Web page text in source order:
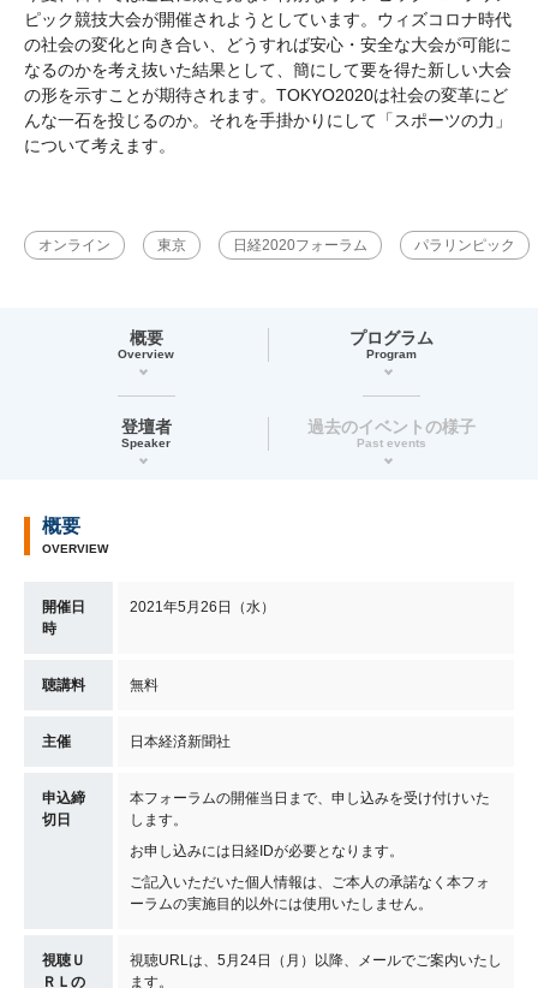
ピック競技大会が開催されようとしています。ウィズコロナ時代
の社会の変化と向き合い、どうすれば安心・安全な大会が可能に
なるのかを考え抜いた結果として、簡にして要を得た新しい大会
の形を示すことが期待されます。TOKYO2020は社会の変革にど
んな一石を投じるのか。それを手掛かりにして「スポーツの力」
について考えます。
オンライン 東京 日経2020フォーラム パラリンピック
概要
Overview
プログラム
Program
登壇者
Speaker
過去のイベントの様子
Past events
概要
OVERVIEW
開催日
時
2021年5月26日（水）
聴講料 無料
主催 日本経済新聞社
申込締
切日
本フォーラムの開催当日まで、申し込みを受け付けいた
します。
お申し込みには日経IDが必要となります。
ご記入いただいた個人情報は、ご本人の承諾なく本フォ
ーラムの実施目的以外には使用いたしません。
視聴Ｕ
ＲＬの
視聴URLは、5月24日（月）以降、メールでご案内いたし
ます。